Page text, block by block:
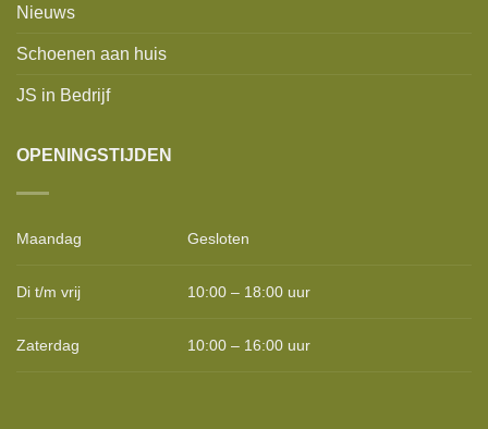
Nieuws
Schoenen aan huis
JS in Bedrijf
OPENINGSTIJDEN
Maandag Gesloten
Di t/m vrij 10:00 – 18:00 uur
Zaterdag 10:00 – 16:00 uur